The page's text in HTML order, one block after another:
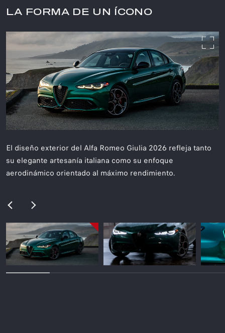
LA FORMA DE UN ÍCONO
El diseño exterior del Alfa Romeo Giulia 2026 refleja tanto
su elegante artesanía italiana como su enfoque
aerodinámico orientado al máximo rendimiento.